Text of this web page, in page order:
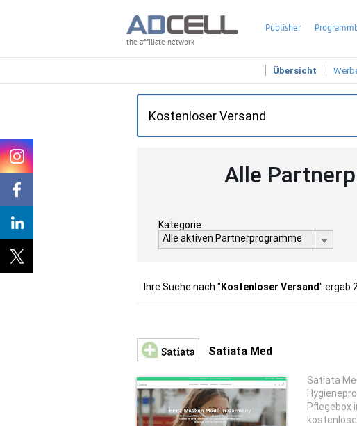
the affiliate network
Publisher
Übersicht
Alle
Kategorie
Alle aktiven Partnerprogramme
Ihre Suche nach " Kostenloser Versand" ergab
Satiata Med
Satiata
Pflegebox